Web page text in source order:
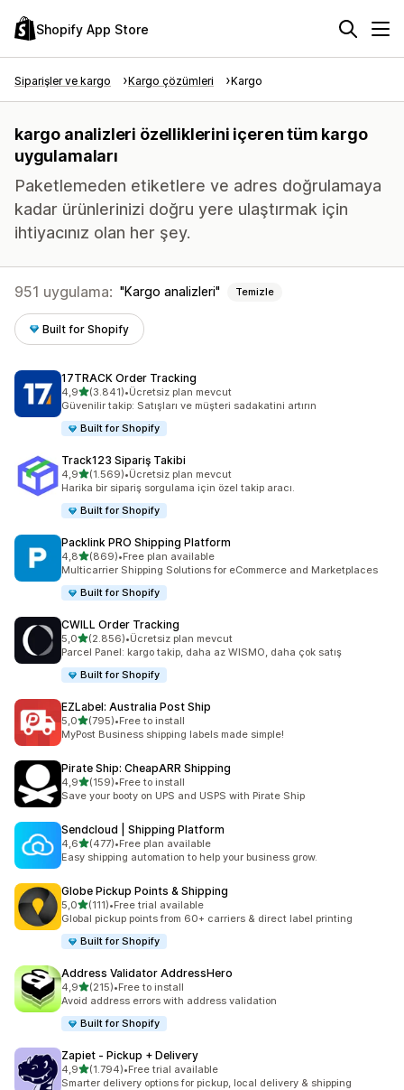
Shopify App Store
Siparişler ve kargo Kargo çözümleri Kargo
kargo analizleri özelliklerini içeren tüm kargo
uygulamaları
Paketlemeden etiketlere ve adres doğrulamaya
kadar ürünlerinizi doğru yere ulaştırmak için
ihtiyacınız olan her şey.
951 uygulama: Kargo analizleri Temizle
Built for Shopify
17TRACK Order Tracking
4,95 yıldız üzerinden
(3.841)
toplam 3841 değerlendirme
•Ücretsiz plan mevcut
Güvenilir takip: Satışları ve müşteri sadakatini artırın
Built for Shopify
Track123 Sipariş Takibi
4,95 yıldız üzerinden
(1.569)
toplam 1569 değerlendirme
•Ücretsiz plan mevcut
Harika bir sipariş sorgulama için özel takip aracı.
Built for Shopify
Packlink PRO Shipping Platform
4,85 yıldız üzerinden
(869)
toplam 869 değerlendirme
•Free plan available
Multicarrier Shipping Solutions for eCommerce and Marketplaces
Built for Shopify
CWILL Order Tracking
5,05 yıldız üzerinden
(2.856)
toplam 2856 değerlendirme
•Ücretsiz plan mevcut
Parcel Panel: kargo takip, daha az WISMO, daha çok satış
Built for Shopify
EZLabel: Australia Post Ship
5,05 yıldız üzerinden
(795)
toplam 795 değerlendirme
•Free to install
MyPost Business shipping labels made simple!
Pirate Ship: CheapARR Shipping
4,95 yıldız üzerinden
(159)
toplam 159 değerlendirme
•Free to install
Save your booty on UPS and USPS with Pirate Ship
Sendcloud | Shipping Platform
4,65 yıldız üzerinden
(477)
toplam 477 değerlendirme
•Free plan available
Easy shipping automation to help your business grow.
Globe Pickup Points & Shipping
5,05 yıldız üzerinden
(111)
toplam 111 değerlendirme
•Free trial available
Global pickup points from 60+ carriers & direct label printing
Built for Shopify
Address Validator AddressHero
4,95 yıldız üzerinden
(215)
toplam 215 değerlendirme
•Free to install
Avoid address errors with address validation
Built for Shopify
Zapiet ‑ Pickup + Delivery
4,95 yıldız üzerinden
(1.794)
toplam 1794 değerlendirme
•Free trial available
Smarter delivery options for pickup, local delivery & shipping